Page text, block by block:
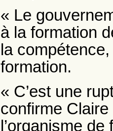
« Le
à la formation
la
formation.
« C’est une
confirme
l’organisme